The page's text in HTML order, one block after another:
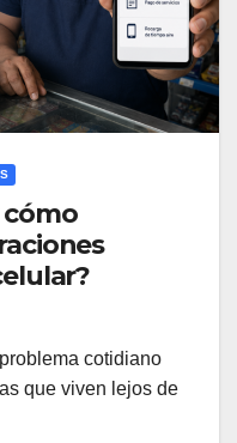
cómo
cotidiano
que viven lejos de